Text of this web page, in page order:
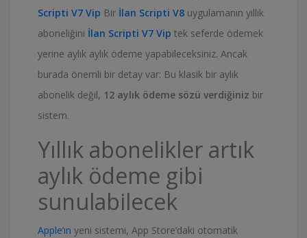
Scripti V7 Vip Bir İlan Scripti V8 uygulamanın yıllık
aboneliğini İlan Scripti V7 Vip tek seferde ödemek
yerine aylık aylık ödeme yapabileceksiniz. Ancak
burada önemli bir detay var: Bu klasik bir aylık
abonelik değil, 12 aylık ödeme sözü verdiğiniz bir
sistem.
Yıllık abonelikler artık
aylık ödeme gibi
sunulabilecek
Apple’ın yeni sistemi, App Store’daki otomatik